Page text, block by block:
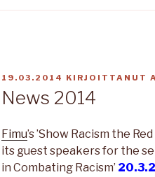
JULKAISTU
19.03.2014 KIRJOITTANUT
News 2014
Fimu’s ’Show Racism the
its guest speakers for the
in Combating Racism’